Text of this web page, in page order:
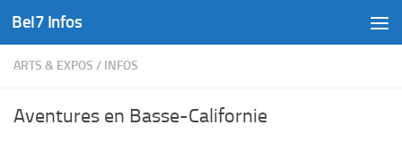
Skip to content
Bel7 Infos
ARTS & EXPOS / INFOS
Aventures en Basse-Californie